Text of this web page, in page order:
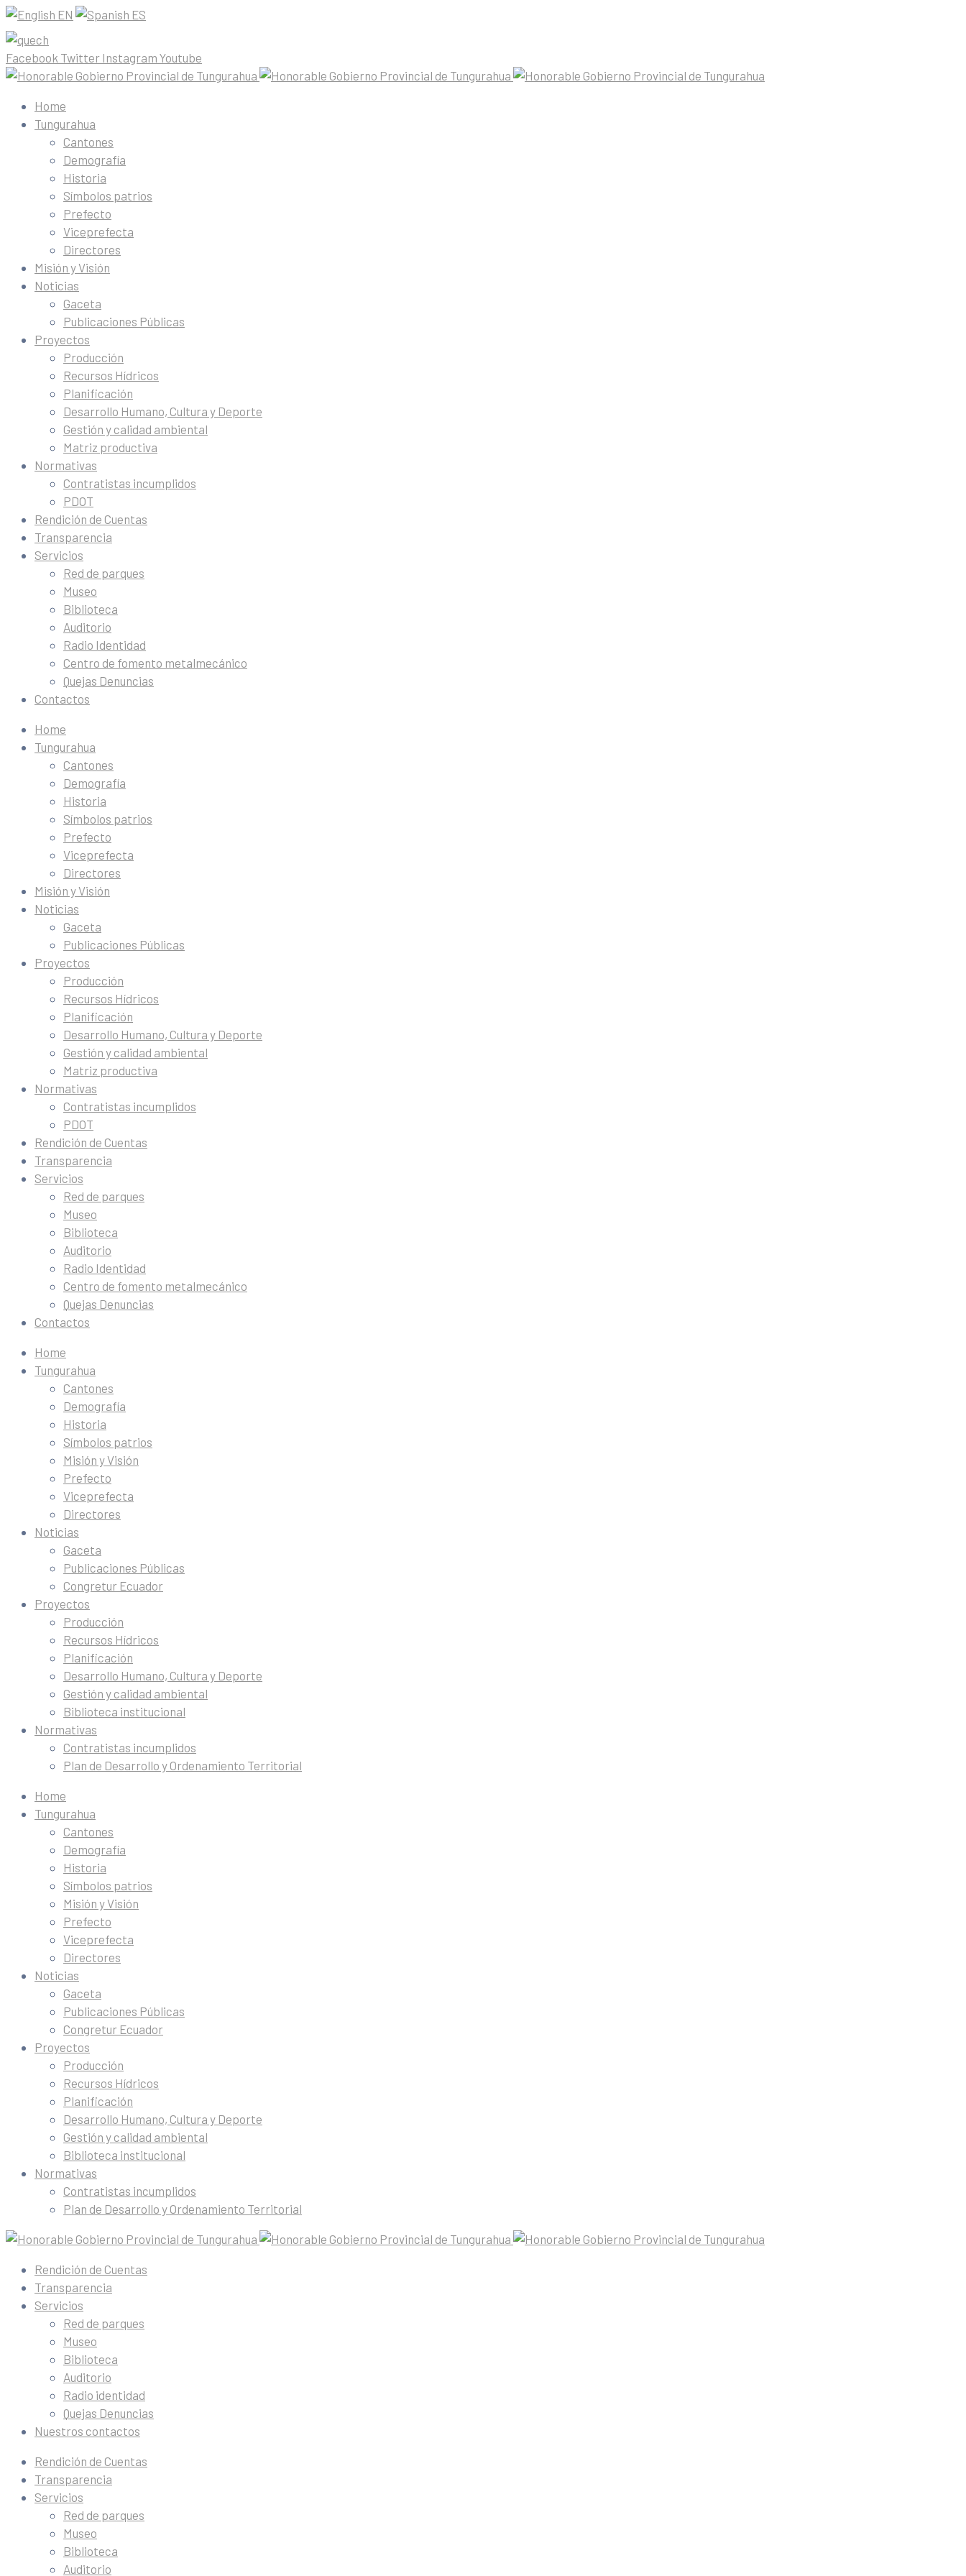
EN ES
Facebook Twitter Instagram Youtube
Home
Tungurahua
Cantones
Demografía
Historia
Símbolos patrios
Prefecto
Viceprefecta
Directores
Misión y Visión
Noticias
Gaceta
Publicaciones Públicas
Proyectos
Producción
Recursos Hídricos
Planificación
Desarrollo Humano, Cultura y Deporte
Gestión y calidad ambiental
Matriz productiva
Normativas
Contratistas incumplidos
PDOT
Rendición de Cuentas
Transparencia
Servicios
Red de parques
Museo
Biblioteca
Auditorio
Radio Identidad
Centro de fomento metalmecánico
Quejas Denuncias
Contactos
Home
Tungurahua
Cantones
Demografía
Historia
Símbolos patrios
Prefecto
Viceprefecta
Directores
Misión y Visión
Noticias
Gaceta
Publicaciones Públicas
Proyectos
Producción
Recursos Hídricos
Planificación
Desarrollo Humano, Cultura y Deporte
Gestión y calidad ambiental
Matriz productiva
Normativas
Contratistas incumplidos
PDOT
Rendición de Cuentas
Transparencia
Servicios
Red de parques
Museo
Biblioteca
Auditorio
Radio Identidad
Centro de fomento metalmecánico
Quejas Denuncias
Contactos
Home
Tungurahua
Cantones
Demografía
Historia
Símbolos patrios
Misión y Visión
Prefecto
Viceprefecta
Directores
Noticias
Gaceta
Publicaciones Públicas
Congretur Ecuador
Proyectos
Producción
Recursos Hídricos
Planificación
Desarrollo Humano, Cultura y Deporte
Gestión y calidad ambiental
Biblioteca institucional
Normativas
Contratistas incumplidos
Plan de Desarrollo y Ordenamiento Territorial
Home
Tungurahua
Cantones
Demografía
Historia
Símbolos patrios
Misión y Visión
Prefecto
Viceprefecta
Directores
Noticias
Gaceta
Publicaciones Públicas
Congretur Ecuador
Proyectos
Producción
Recursos Hídricos
Planificación
Desarrollo Humano, Cultura y Deporte
Gestión y calidad ambiental
Biblioteca institucional
Normativas
Contratistas incumplidos
Plan de Desarrollo y Ordenamiento Territorial
Rendición de Cuentas
Transparencia
Servicios
Red de parques
Museo
Biblioteca
Auditorio
Radio identidad
Quejas Denuncias
Nuestros contactos
Rendición de Cuentas
Transparencia
Servicios
Red de parques
Museo
Biblioteca
Auditorio